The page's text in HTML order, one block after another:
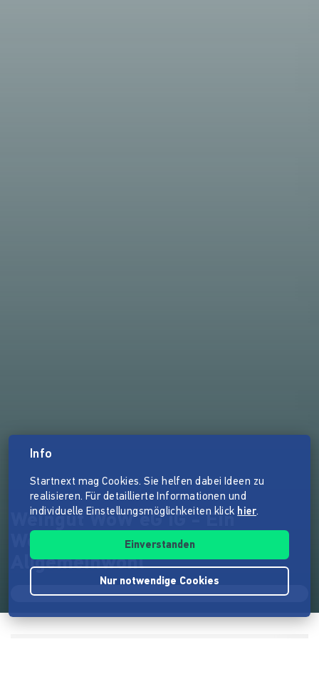
Weingut WoW eG iG - Ein
Weingut wird zum
Allgemeinwohl
Info
Startnext mag Cookies. Sie helfen dabei Ideen zu
realisieren. Für detaillierte Informationen und
individuelle Einstellungsmöglichkeiten klick hier.
Einverstanden
Nur notwendige Cookies